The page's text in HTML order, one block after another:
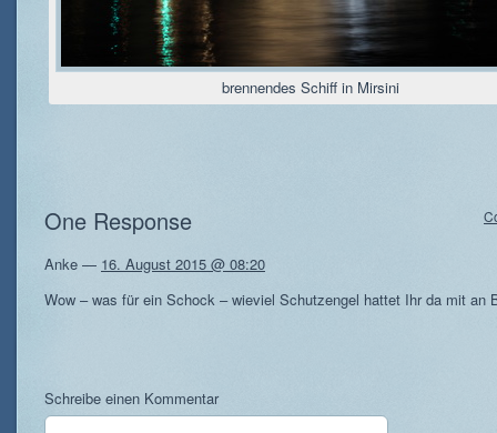
brennendes Schiff in Mirsini
One Response
Anke — 16. August 2015 @ 08:20
Wow – was für ein Schock – wieviel Schutzengel hattet Ihr da mit an
Schreibe einen Kommentar